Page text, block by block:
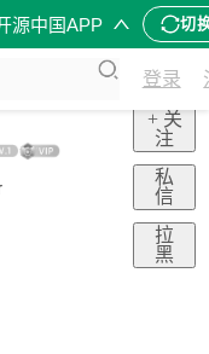
源中国APP 切
登录
+ 关
注
私
信
拉
黑